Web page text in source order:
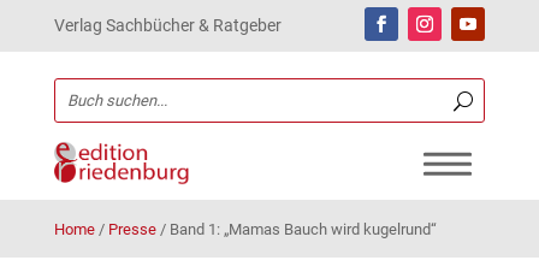
Verlag Sachbücher & Ratgeber
Home/ Presse/ Band 1: „Mamas Bauch wird kugelrund“